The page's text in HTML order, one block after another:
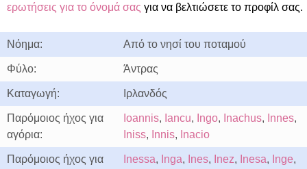
ερωτήσεις για το όνομά σας για να βελτιώσετε το προφίλ σας.
Νόημα: Από το νησί του ποταμού
Φύλο: Άντρας
Καταγωγή: Ιρλανδός
Παρόμοιος ήχος για
αγόρια:
Ioannis, Iancu, Ingo, Inachus, Innes,
Iniss, Innis, Inacio
Παρόμοιος ήχος για
Inessa, Inga, Ines, Inez, Inesa, Inge,